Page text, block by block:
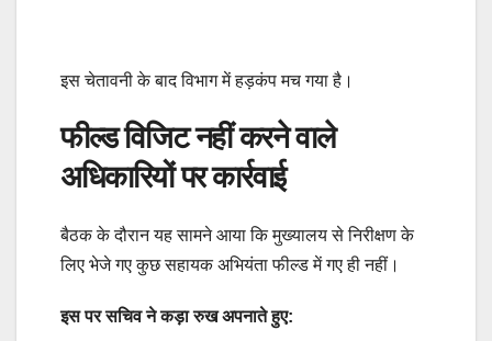
इस चेतावनी के बाद विभाग में हड़कंप मच गया है।
फील्ड विजिट नहीं करने वाले
अधिकारियों पर कार्रवाई
बैठक के दौरान यह सामने आया कि मुख्यालय से निरीक्षण के
लिए भेजे गए कुछ सहायक अभियंता फील्ड में गए ही नहीं।
इस पर सचिव ने कड़ा रुख अपनाते हुए: